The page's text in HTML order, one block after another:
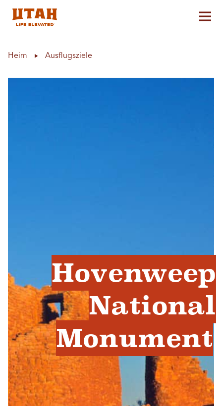
Heim Ausflugsziele
Hovenweep
National
Monument